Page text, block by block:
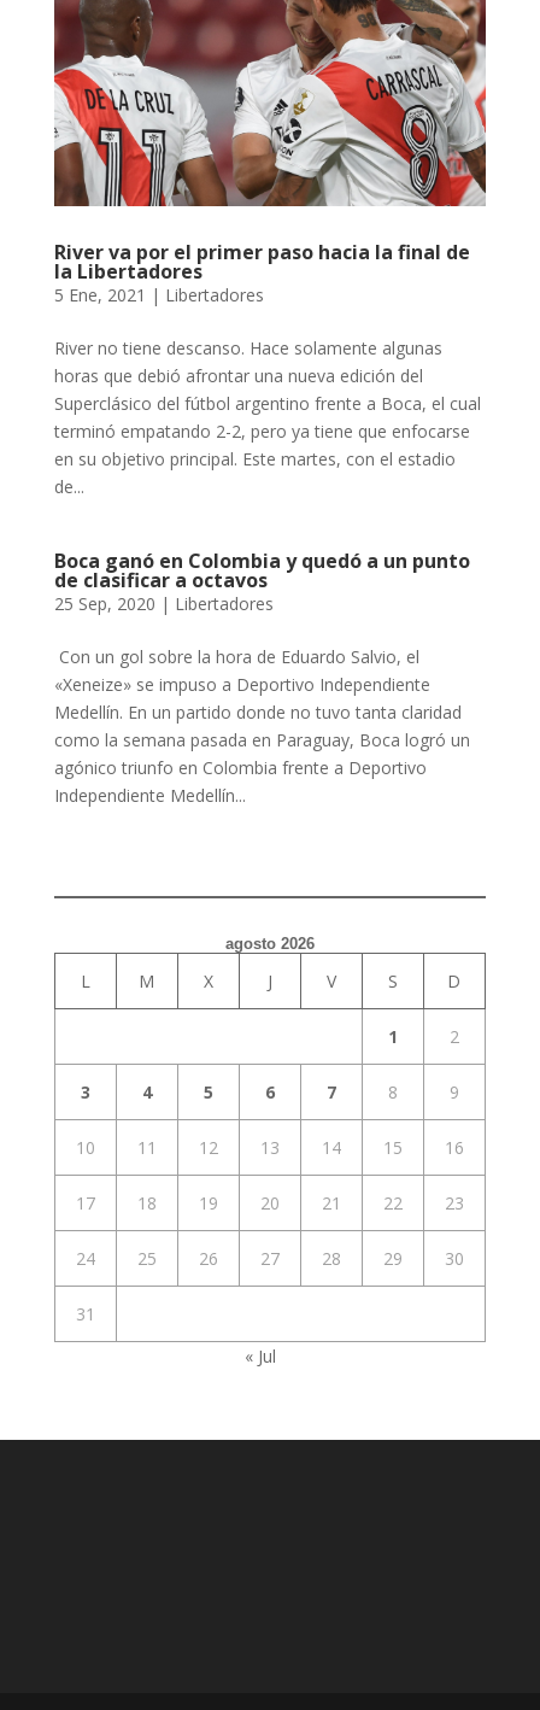
River va por el primer paso hacia la final de
la Libertadores
5 Ene, 2021 | Libertadores
River no tiene descanso. Hace solamente algunas
horas que debió afrontar una nueva edición del
Superclásico del fútbol argentino frente a Boca, el cual
terminó empatando 2-2, pero ya tiene que enfocarse
en su objetivo principal. Este martes, con el estadio
de...
Boca ganó en Colombia y quedó a un punto
de clasificar a octavos
25 Sep, 2020 | Libertadores
Con un gol sobre la hora de Eduardo Salvio, el
«Xeneize» se impuso a Deportivo Independiente
Medellín. En un partido donde no tuvo tanta claridad
como la semana pasada en Paraguay, Boca logró un
agónico triunfo en Colombia frente a Deportivo
Independiente Medellín...
agosto 2026
L M X J V S D
1 2
3 4 5 6 7 8 9
10 11 12 13 14 15 16
17 18 19 20 21 22 23
24 25 26 27 28 29 30
31
« Jul